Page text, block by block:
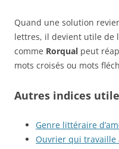
Quand une solution
lettres, il devient utile de
comme Rorqual peut
mots croisés ou mots
Autres indices
Genre littéraire
Ouvrier qui travaille